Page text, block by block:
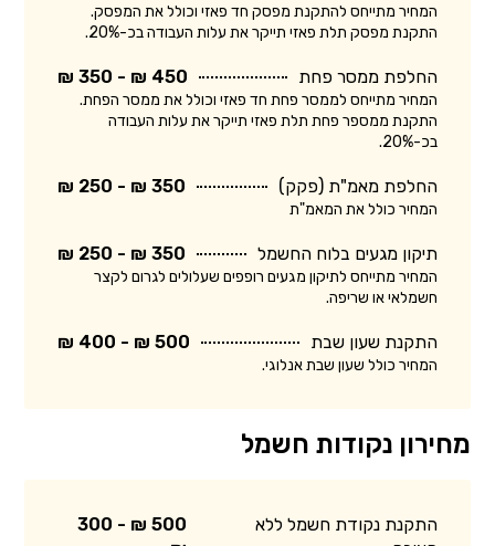
המחיר מתייחס להתקנת מפסק חד פאזי וכולל את המפסק.
התקנת מפסק תלת פאזי תייקר את עלות העבודה בכ-20%.
החלפת ממסר פחת 450 ₪ - 350 ₪
המחיר מתייחס לממסר פחת חד פאזי וכולל את ממסר הפחת.
התקנת ממספר פחת תלת פאזי תייקר את עלות העבודה
בכ-20%.
החלפת מאמ"ת (פקק) 350 ₪ - 250 ₪
המחיר כולל את המאמ"ת
תיקון מגעים בלוח החשמל 350 ₪ - 250 ₪
המחיר מתייחס לתיקון מגעים רופפים שעלולים לגרום לקצר
חשמלאי או שריפה.
התקנת שעון שבת 500 ₪ - 400 ₪
המחיר כולל שעון שבת אנלוגי.
מחירון נקודות חשמל
התקנת נקודת חשמל ללא
500 ₪ - 300